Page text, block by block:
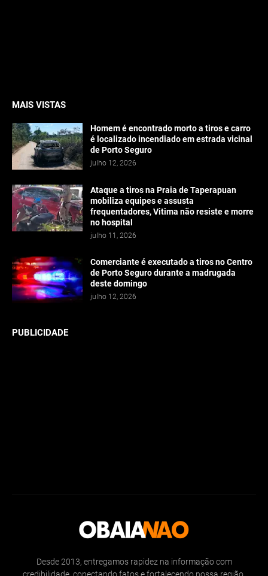
MAIS VISTAS
Homem é encontrado morto a tiros e carro
é localizado incendiado em estrada vicinal
de Porto Seguro
julho 12, 2026
Ataque a tiros na Praia de Taperapuan
mobiliza equipes e assusta
frequentadores, Vitima não resiste e morre
no hospital
julho 11, 2026
Comerciante é executado a tiros no Centro
de Porto Seguro durante a madrugada
deste domingo
julho 12, 2026
PUBLICIDADE
Desde 2013, entregamos rapidez na informação com